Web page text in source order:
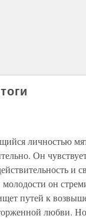
личностью
Он
и
он
путей к
любви.